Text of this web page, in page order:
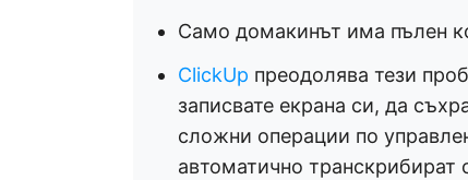
Само домакинът има пълен
ClickUp преодолява тези
записвате екрана си, да
сложни операции по
автоматично